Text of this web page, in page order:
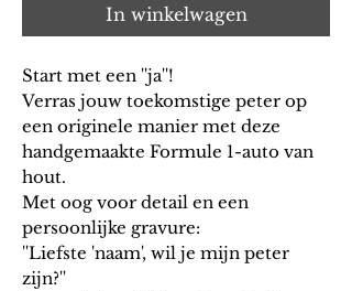
In winkelwagen
Start met een ''ja''!
Verras jouw toekomstige peter op
een originele manier met deze
handgemaakte Formule 1-auto van
hout.
Met oog voor detail en een
persoonlijke gravure:
''Liefste 'naam', wil je mijn peter
zijn?''